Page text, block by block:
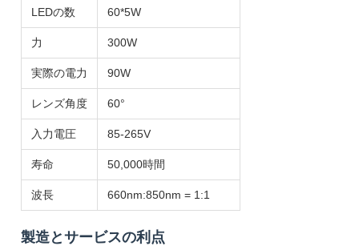
LEDの数 60*5W
力 300W
実際の電力 90W
レンズ角度 60°
入力電圧 85-265V
寿命 50,000時間
波長 660nm:850nm = 1:1
製造とサービスの利点